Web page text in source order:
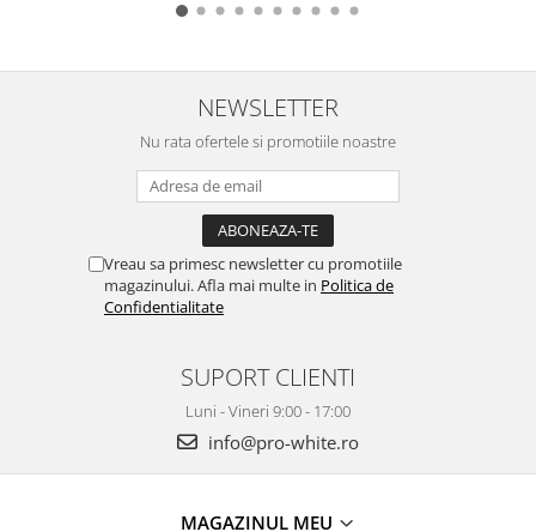
NEWSLETTER
Nu rata ofertele si promotiile noastre
Vreau sa primesc newsletter cu promotiile
magazinului. Afla mai multe in Politica de
Confidentialitate
SUPORT CLIENTI
Luni - Vineri 9:00 - 17:00
info@pro-white.ro
MAGAZINUL MEU